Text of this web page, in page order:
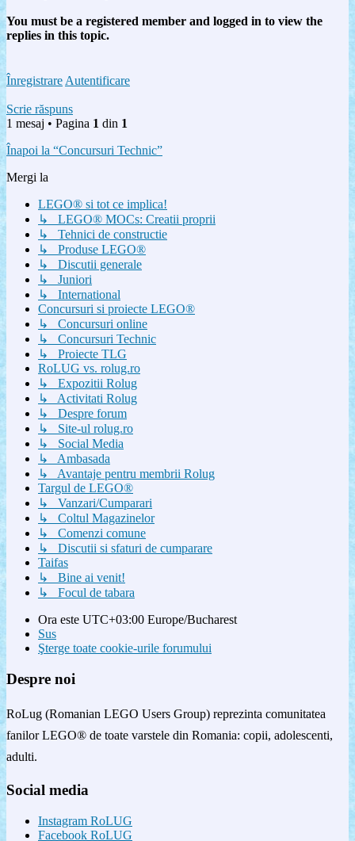
You must be a registered member and logged in to view the
replies in this topic.
Înregistrare Autentificare
Scrie răspuns
1 mesaj • Pagina 1 din 1
Înapoi la “Concursuri Technic”
Mergi la
LEGO® si tot ce implica!
↳ LEGO® MOCs: Creatii proprii
↳ Tehnici de constructie
↳ Produse LEGO®
↳ Discutii generale
↳ Juniori
↳ International
Concursuri si proiecte LEGO®
↳ Concursuri online
↳ Concursuri Technic
↳ Proiecte TLG
RoLUG vs. rolug.ro
↳ Expozitii Rolug
↳ Activitati Rolug
↳ Despre forum
↳ Site-ul rolug.ro
↳ Social Media
↳ Ambasada
↳ Avantaje pentru membrii Rolug
Targul de LEGO®
↳ Vanzari/Cumparari
↳ Coltul Magazinelor
↳ Comenzi comune
↳ Discutii si sfaturi de cumparare
Taifas
↳ Bine ai venit!
↳ Focul de tabara
Ora este UTC+03:00 Europe/Bucharest
Sus
Şterge toate cookie-urile forumului
Despre noi
RoLug (Romanian LEGO Users Group) reprezinta comunitatea
fanilor LEGO® de toate varstele din Romania: copii, adolescenti,
adulti.
Social media
Instagram RoLUG
Facebook RoLUG